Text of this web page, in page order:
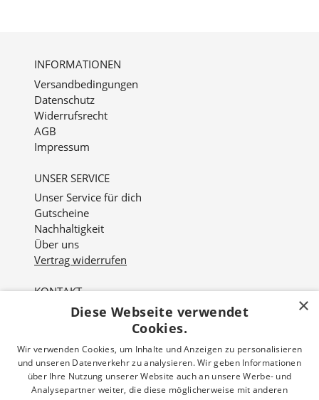
INFORMATIONEN
Versandbedingungen
Datenschutz
Widerrufsrecht
AGB
Impressum
UNSER SERVICE
Unser Service für dich
Gutscheine
Nachhaltigkeit
Über uns
Vertrag widerrufen
KONTAKT
Nordviver 2
Öffnungszeiten:
Mo - Fr: 10:00 - 18:00 Uhr
Sa: 10:00 - 16:00 Uhr
×
Diese Webseite verwendet
Cookies.
Wir verwenden Cookies, um Inhalte und Anzeigen zu personalisieren
und unseren Datenverkehr zu analysieren. Wir geben Informationen
über Ihre Nutzung unserer Website auch an unsere Werbe- und
Analysepartner weiter, die diese möglicherweise mit anderen